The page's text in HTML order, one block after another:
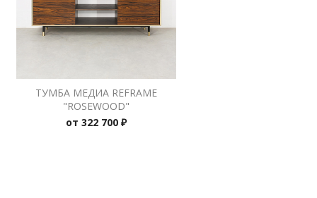
ТУМБА МЕДИА REFRAME
"ROSEWOOD"
от 322 700 ₽